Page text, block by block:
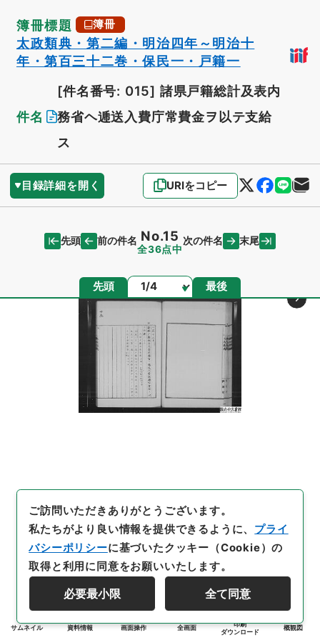
簿冊標題 簿冊
太政類典・第二編・明治四年～明治十
年・第百三十二巻・保民一・戸籍一
件名
[件名番号: 015] 諸県戸籍総計及表内
務省ヘ逓送入費庁常費金ヲ以テ支給
ス
目録詳細を開く URIをコピー
先頭 前の件名 No.15
全36点中
次の件名 末尾
先頭 ページ 最後
サムネイル 資料情報 画面操作 全画面
印刷
ダウンロード
概観図
ご訪問いただきありがとうございます。
私たちがより良い情報を提供できるように、 プライ
バシーポリシーに基づいたクッキー（Cookie）の
取得と利用に同意をお願いいたします。
必要最小限 全て同意